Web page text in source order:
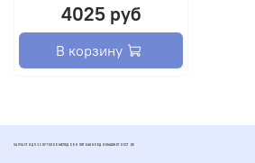
4025 руб
В корзину
ЗАПЧАСТИ ДЛЯ СКУТЕРОВ МОПЕДОВ И ПИТБАЙКОВ ДИОМАРКЕТ РОСТОВ